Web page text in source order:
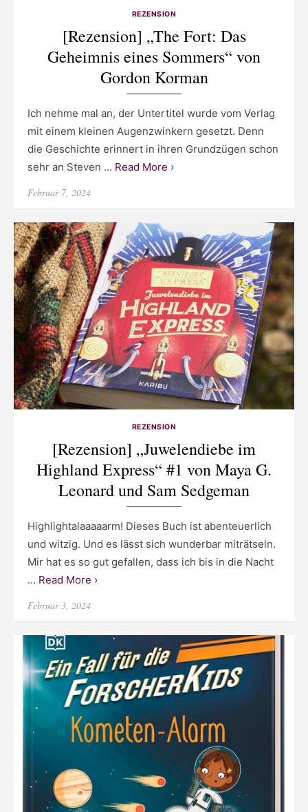
REZENSION
[Rezension] „The Fort: Das
Geheimnis eines Sommers“ von
Gordon Korman
Ich nehme mal an, der Untertitel wurde vom Verlag
mit einem kleinen Augenzwinkern gesetzt. Denn
die Geschichte erinnert in ihren Grundzügen schon
sehr an Steven … Read More ›
Posted
Februar 7, 2024
REZENSION
[Rezension] „Juwelendiebe im
Highland Express“ #1 von Maya G.
Leonard und Sam Sedgeman
Highlightalaaaaarm! Dieses Buch ist abenteuerlich
und witzig. Und es lässt sich wunderbar miträtseln.
Mir hat es so gut gefallen, dass ich bis in die Nacht
… Read More ›
Posted
Februar 3, 2024